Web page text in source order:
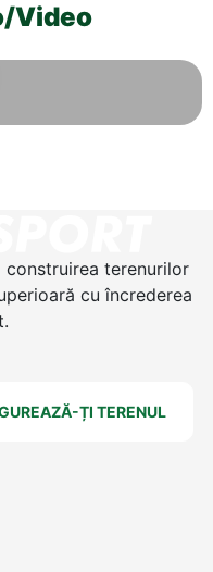
Video
terenurilor
cu încrederea
ȚI TERENUL